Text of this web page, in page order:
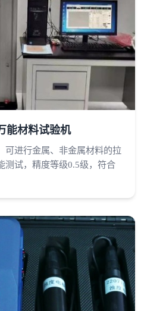
能材料试验机
可进行金属、非金属材料的拉
测试，精度等级0.5级，符合